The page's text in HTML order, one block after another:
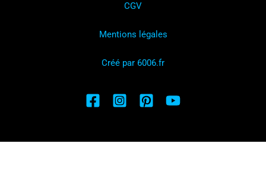
CGV
Mentions légales
Créé par 6006.fr